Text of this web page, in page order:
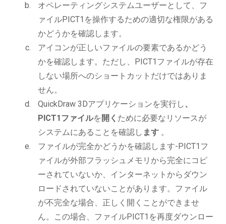
オペレーティングシステムユーザーとして、フ
ァイルPICT1を操作するための適切な権限がある
かどうかを確認します。
アイコンが正しいファイルの要素であるかどう
かを確認します。ただし、PICT1ファイルが存在
しない場所へのショートカットだけではありま
せん。
QuickDraw 3Dアプリケーションを実行し、
PICT1ファイルを 開く ために必要なリソースが
システムにあることを確認し ます 。
ファイルが完全かどうかを確認します-PICT1フ
ァイルが外部フラッシュメモリから完全にコピ
ーされていないか、インターネットからダウン
ロードされていないことがあります。ファイル
が不完全な場合、正しく開くことができませ
ん。この場合、ファイルPICT1を再度ダウンロー